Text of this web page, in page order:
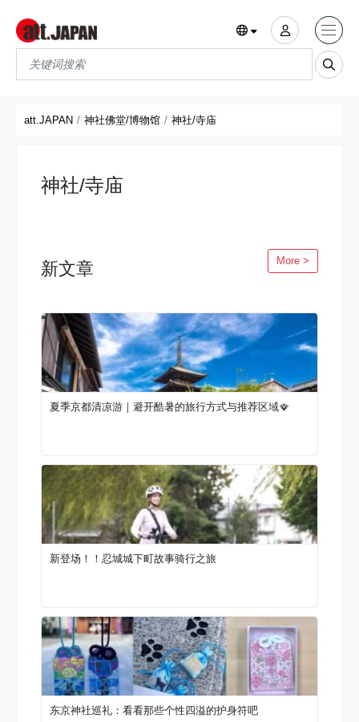
Translations title cont
att.JAPAN 神社佛堂/博物馆 神社/寺庙
神社/寺庙
新文章 More >
夏季京都清凉游｜避开酷暑的旅行方式与推荐区域🪭
新登场！！忍城城下町故事骑行之旅
东京神社巡礼：看看那些个性四溢的护身符吧